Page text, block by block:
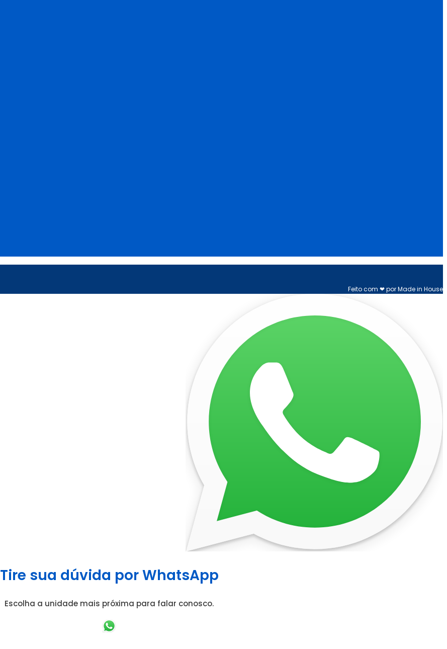
Feito com ❤ por Made in House
Tire sua dúvida por WhatsApp
Escolha a unidade mais próxima para falar conosco.